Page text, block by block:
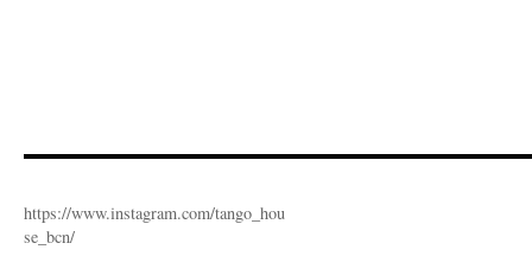
https://www.instagram.com/tango_hou
se_bcn/